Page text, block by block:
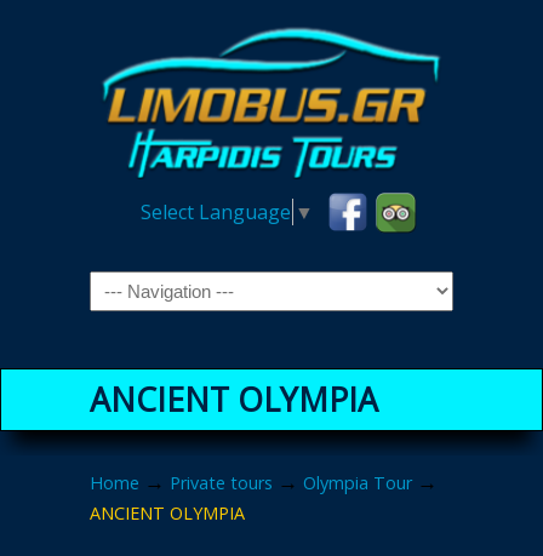
Select Language ▼
Navigation
ANCIENT OLYMPIA
Home → Private tours → Olympia Tour→
ANCIENT OLYMPIA